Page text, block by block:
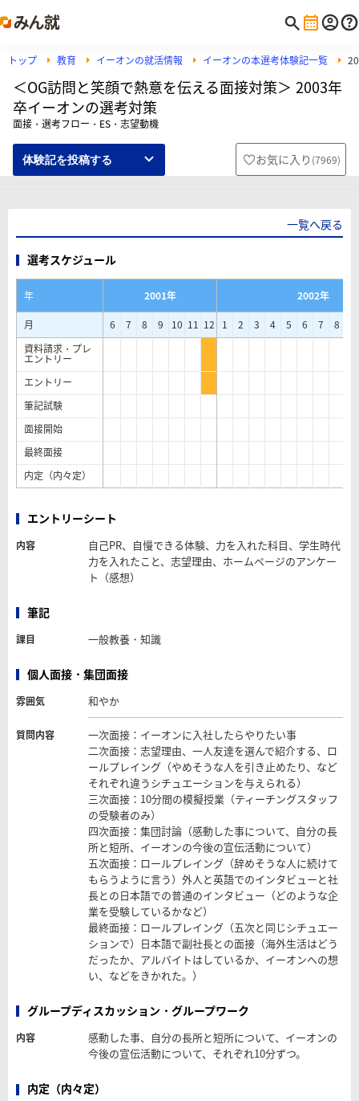
トップ 教育 イーオンの就活情報 イーオンの本選考体験記一覧
＜OG訪問と笑顔で熱意を伝える面接対策＞ 2003年
卒イーオンの選考対策
面接・選考フロー・ES・志望動機
体験記を投稿する お気に入り (7969)
一覧へ戻る
選考スケジュール
年 2001年
2002年
月
6 7 8 9 10 11 12 1 2 3 4 5 6 7 8
資料請求・プレ
エントリー
エントリー
筆記試験
面接開始
最終面接
内定（内々定）
エントリーシート
内容
自己PR、自慢できる体験、力を入れた科目、学生時代
力を入れたこと、志望理由、ホームページのアンケー
ト（感想）
筆記
課目 一般教養・知識
個人面接・集団面接
雰囲気 和やか
質問内容
一次面接：イーオンに入社したらやりたい事
二次面接：志望理由、一人友達を選んで紹介する、ロ
ールプレイング（やめそうな人を引き止めたり、など
それぞれ違うシチュエーションを与えられる）
三次面接：10分間の模擬授業（ティーチングスタッフ
の受験者のみ）
四次面接：集団討論（感動した事について、自分の長
所と短所、イーオンの今後の宣伝活動について）
五次面接：ロールプレイング（辞めそうな人に続けて
もらうように言う）外人と英語でのインタビューと社
長との日本語での普通のインタビュー（どのような企
業を受験しているかなど）
最終面接：ロールプレイング（五次と同じシチュエー
ションで）日本語で副社長との面接（海外生活はどう
だったか、アルバイトはしているか、イーオンへの想
い、などをきかれた。）
グループディスカッション・グループワーク
内容
感動した事、自分の長所と短所について、イーオンの
今後の宣伝活動について、それぞれ10分ずつ。
内定（内々定）